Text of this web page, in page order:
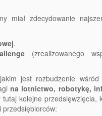
miał zdecydowanie
.
(zrealizowanego
jest rozbudzenie
na lotnictwo, robotykę,
kolejne
przedsiębiorców: